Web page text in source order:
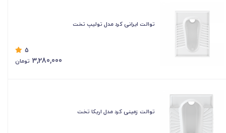
توالت ایرانی کرد مدل تولیپ تخت
5
3,280,000 تومان
توالت زمینی کرد مدل اریکا تخت